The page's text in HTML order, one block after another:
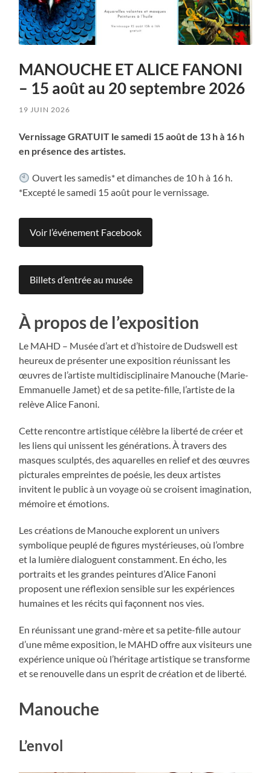
MANOUCHE ET ALICE FANONI
– 15 août au 20 septembre 2026
19 JUIN 2026
Vernissage GRATUIT le samedi 15 août de 13 h à 16 h
en présence des artistes.
Ouvert les samedis* et dimanches de 10 h à 16 h.
*Excepté le samedi 15 août pour le vernissage.
Voir l’événement Facebook
Billets d’entrée au musée
À propos de l’exposition
Le MAHD – Musée d’art et d’histoire de Dudswell est
heureux de présenter une exposition réunissant les
œuvres de l’artiste multidisciplinaire Manouche (Marie-
Emmanuelle Jamet) et de sa petite-fille, l’artiste de la
relève Alice Fanoni.
Cette rencontre artistique célèbre la liberté de créer et
les liens qui unissent les générations. À travers des
masques sculptés, des aquarelles en relief et des œuvres
picturales empreintes de poésie, les deux artistes
invitent le public à un voyage où se croisent imagination,
mémoire et émotions.
Les créations de Manouche explorent un univers
symbolique peuplé de figures mystérieuses, où l’ombre
et la lumière dialoguent constamment. En écho, les
portraits et les grandes peintures d’Alice Fanoni
proposent une réflexion sensible sur les expériences
humaines et les récits qui façonnent nos vies.
En réunissant une grand-mère et sa petite-fille autour
d’une même exposition, le MAHD offre aux visiteurs une
expérience unique où l’héritage artistique se transforme
et se renouvelle dans un esprit de création et de liberté.
Manouche
L’envol